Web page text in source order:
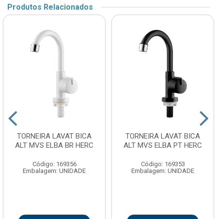
Produtos Relacionados
TORNEIRA LAVAT BICA
ALT MVS ELBA BR HERC
Código: 169356
Embalagem: UNIDADE
TORNEIRA LAVAT BICA
ALT MVS ELBA PT HERC
Código: 169353
Embalagem: UNIDADE